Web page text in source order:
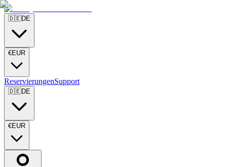
🇩🇪DE
€EUR
ReservierungenSupport
🇩🇪DE
€EUR